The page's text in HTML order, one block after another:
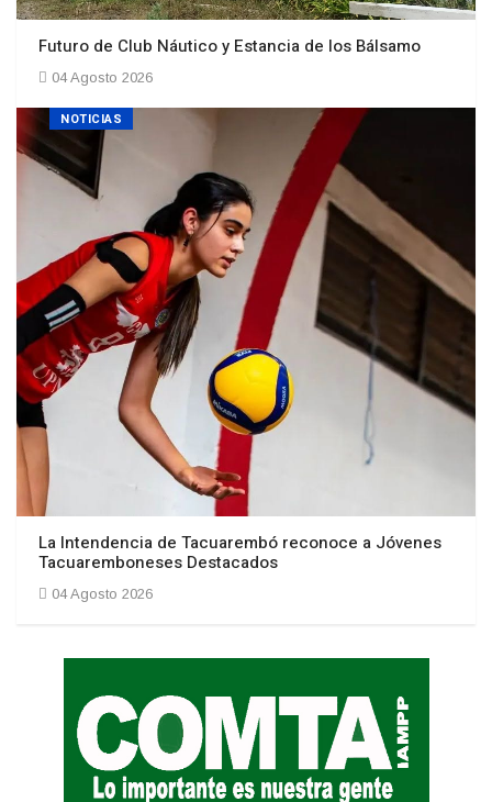
Futuro de Club Náutico y Estancia de los Bálsamo
04 Agosto 2026
La Intendencia de Tacuarembó reconoce a Jóvenes
Tacuaremboneses Destacados
04 Agosto 2026
NOTICIAS